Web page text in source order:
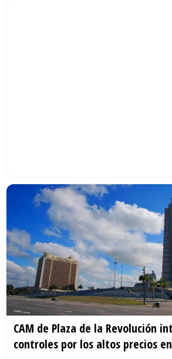
CAM de Plaza de la Revolución
controles por los altos precios